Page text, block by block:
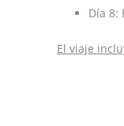
Día 8:
El viaje